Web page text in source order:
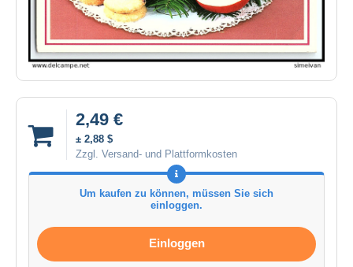
2,49 €
± 2,88 $
Zzgl. Versand- und Plattformkosten
Um kaufen zu können, müssen Sie sich
einloggen.
Einloggen